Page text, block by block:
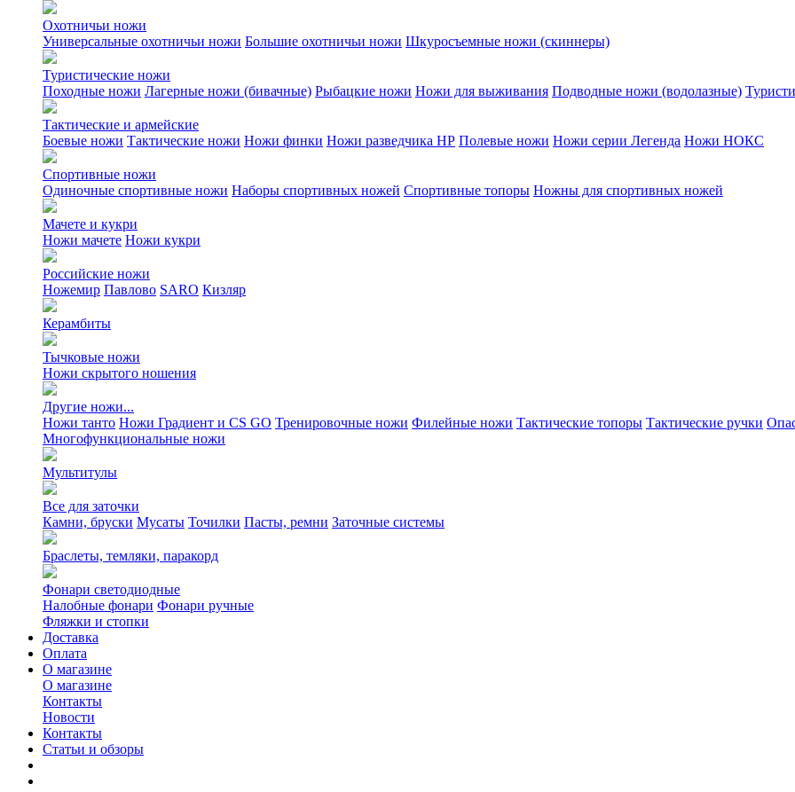
Охотничьи ножи
Универсальные охотничьи ножи Большие охотничьи ножи Шкуросъемные ножи (скиннеры)
Туристические ножи
Походные ножи Лагерные ножи (бивачные) Рыбацкие ножи Ножи для выживания Подводные ножи (водолазные)
Тактические и армейские
Боевые ножи Тактические ножи Ножи финки Ножи разведчика НР Полевые ножи Ножи серии Легенда Ножи НОКС
Спортивные ножи
Одиночные спортивные ножи Наборы спортивных ножей Спортивные топоры Ножны для спортивных ножей
Мачете и кукри
Ножи мачете Ножи кукри
Российские ножи
Ножемир Павлово SARO Кизляр
Керамбиты
Тычковые ножи
Ножи скрытого ношения
Другие ножи...
Ножи танто Ножи Градиент и CS GO Тренировочные ножи Филейные ножи Тактические топоры Тактические ручки
Многофункциональные ножи
Мультитулы
Все для заточки
Камни, бруски Мусаты Точилки Пасты, ремни Заточные системы
Браслеты, темляки, паракорд
Фонари светодиодные
Налобные фонари Фонари ручные
Фляжки и стопки
Доставка
Оплата
О магазине
О магазине
Контакты
Новости
Контакты
Статьи и обзоры